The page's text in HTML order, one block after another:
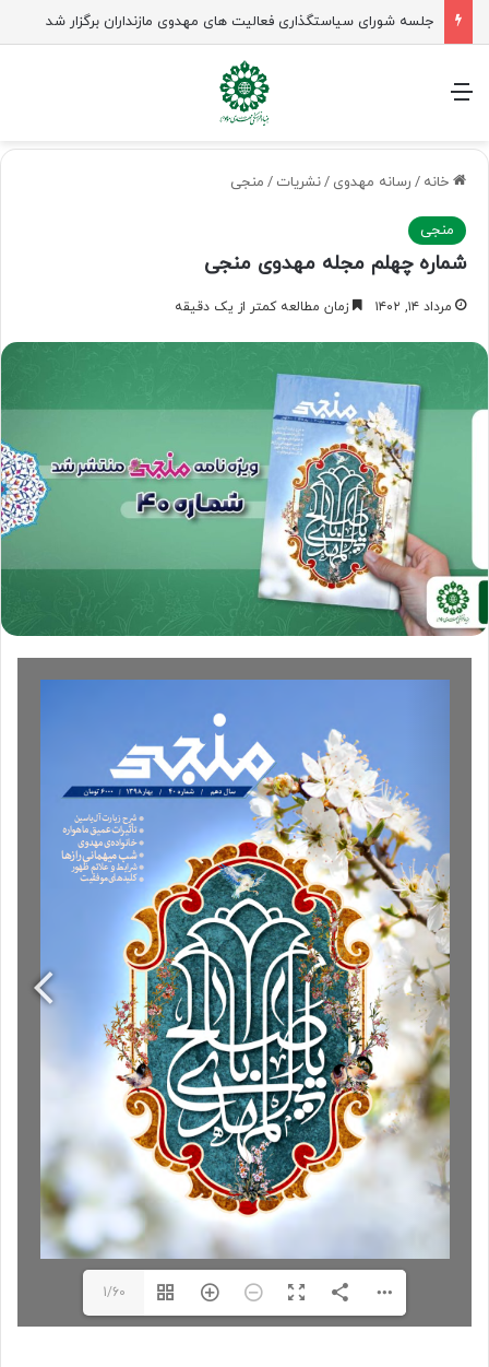
منو
خانه / رسانه مهدوی /نشریات / منجی
منجی
شماره چهلم مجله مهدوی منجی
مرداد ۱۴, ۱۴۰۲ زمان مطالعه کمتر از یک دقیقه
1/60